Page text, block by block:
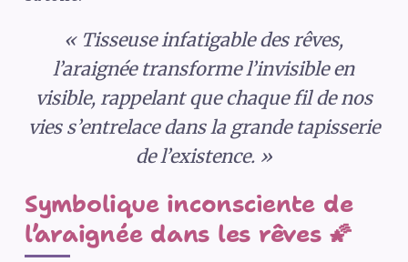
« Tisseuse infatigable des rêves,
l’araignée transforme l’invisible en
visible, rappelant que chaque fil de nos
vies s’entrelace dans la grande tapisserie
de l’existence. »
Symbolique inconsciente de
l’araignée dans les rêves 🌠